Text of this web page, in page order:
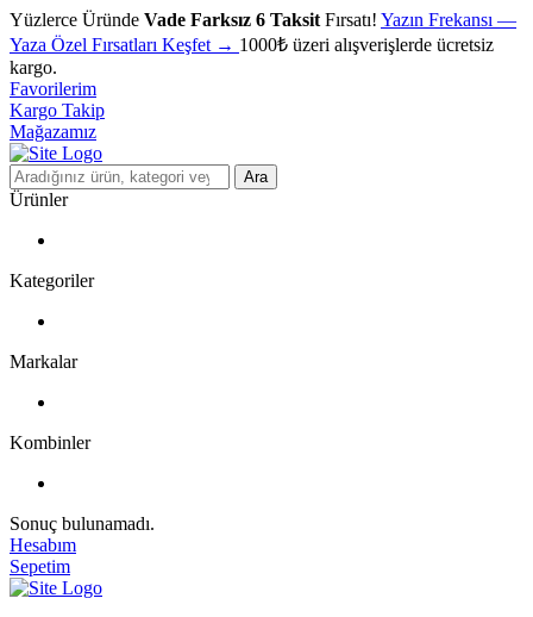
Yüzlerce Üründe Vade Farksız 6 Taksit Fırsatı! Yazın Frekansı —
Yaza Özel Fırsatları Keşfet → 1000₺ üzeri alışverişlerde ücretsiz
kargo.
Favorilerim
Kargo Takip
Mağazamız
Ara
Ürünler
Kategoriler
Markalar
Kombinler
Sonuç bulunamadı.
Hesabım
Sepetim